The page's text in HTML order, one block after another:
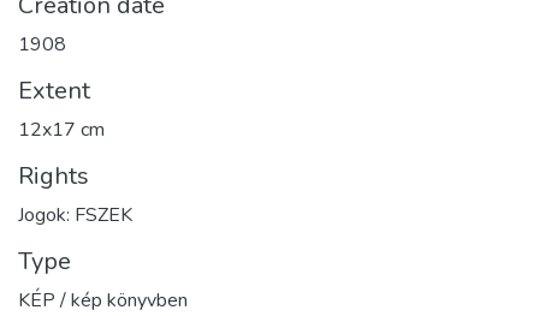
1908
Extent
12x17 cm
Rights
Jogok: FSZEK
Type
KÉP / kép könyvben